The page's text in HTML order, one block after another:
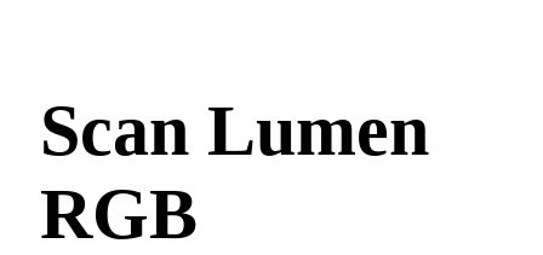
Scan Lumen
RGB